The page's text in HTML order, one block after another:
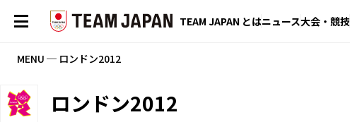
TEAM JAPAN とはニュース大会・競技
MENU ─ ロンドン2012
ロンドン2012